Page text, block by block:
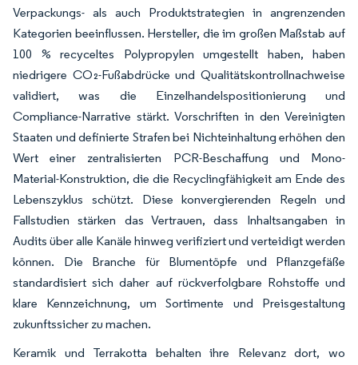
Verpackungs- als auch Produktstrategien in angrenzenden
Kategorien beeinflussen. Hersteller, die im großen Maßstab auf
100 % recyceltes Polypropylen umgestellt haben, haben
niedrigere CO₂-Fußabdrücke und Qualitätskontrollnachweise
validiert, was die Einzelhandelspositionierung und
Compliance-Narrative stärkt. Vorschriften in den Vereinigten
Staaten und definierte Strafen bei Nichteinhaltung erhöhen den
Wert einer zentralisierten PCR-Beschaffung und Mono-
Material-Konstruktion, die die Recyclingfähigkeit am Ende des
Lebenszyklus schützt. Diese konvergierenden Regeln und
Fallstudien stärken das Vertrauen, dass Inhaltsangaben in
Audits über alle Kanäle hinweg verifiziert und verteidigt werden
können. Die Branche für Blumentöpfe und Pflanzgefäße
standardisiert sich daher auf rückverfolgbare Rohstoffe und
klare Kennzeichnung, um Sortimente und Preisgestaltung
zukunftssicher zu machen.
Keramik und Terrakotta behalten ihre Relevanz dort, wo